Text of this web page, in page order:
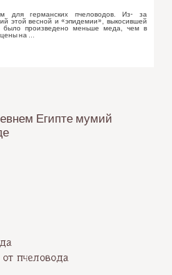
для германских пчеловодов. Из- за
этой весной и «эпидемии», выкосившей
произведено меньше меда, чем в
на …
Египте мумий
пчеловода